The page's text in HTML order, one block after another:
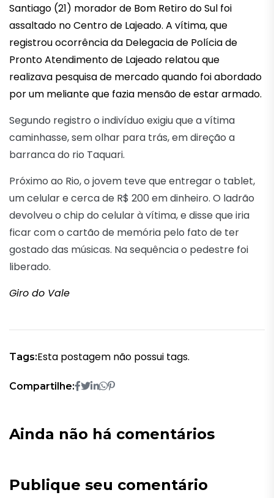
Santiago (21) morador de Bom Retiro do Sul foi
assaltado no Centro de Lajeado. A vítima, que
registrou ocorrência da Delegacia de Polícia de
Pronto Atendimento de Lajeado relatou que
realizava pesquisa de mercado quando foi abordado
por um meliante que fazia mensão de estar armado.
Segundo registro o indivíduo exigiu que a vítima
caminhasse, sem olhar para trás, em direção a
barranca do rio Taquari.
Próximo ao Rio, o jovem teve que entregar o tablet,
um celular e cerca de R$ 200 em dinheiro. O ladrão
devolveu o chip do celular à vítima, e disse que iria
ficar com o cartão de memória pelo fato de ter
gostado das músicas. Na sequência o pedestre foi
liberado.
Giro do Vale
Tags:Esta postagem não possui tags.
Compartilhe:
Ainda não há comentários
Publique seu comentário